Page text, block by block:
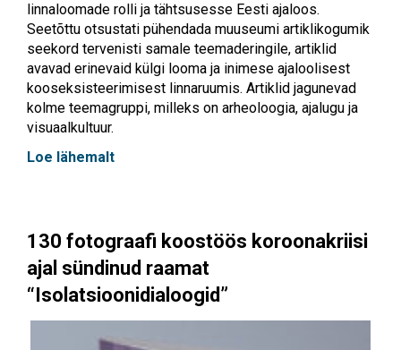
linnaloomade rolli ja tähtsusesse Eesti ajaloos.
Seetõttu otsustati pühendada muuseumi artiklikogumik
seekord tervenisti samale teemaderingile, artiklid
avavad erinevaid külgi looma ja inimese ajaloolisest
kooseksisteerimisest linnaruumis. Artiklid jagunevad
kolme teemagruppi, milleks on arheoloogia, ajalugu ja
visuaalkultuur.
Loe lähemalt
130 fotograafi koostöös koroonakriisi
ajal sündinud raamat
“Isolatsioonidialoogid”